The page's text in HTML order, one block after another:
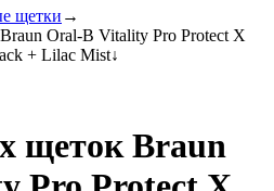
щетки →
Oral-B Vitality Pro Protect X
+ Lilac Mist↓
щеток Braun